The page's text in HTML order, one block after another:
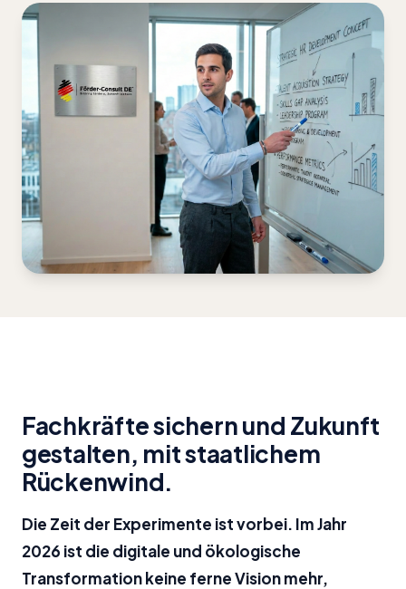
Fachkräfte sichern und Zukunft
gestalten, mit staatlichem
Rückenwind.
Die Zeit der Experimente ist vorbei. Im Jahr
2026 ist die digitale und ökologische
Transformation keine ferne Vision mehr,